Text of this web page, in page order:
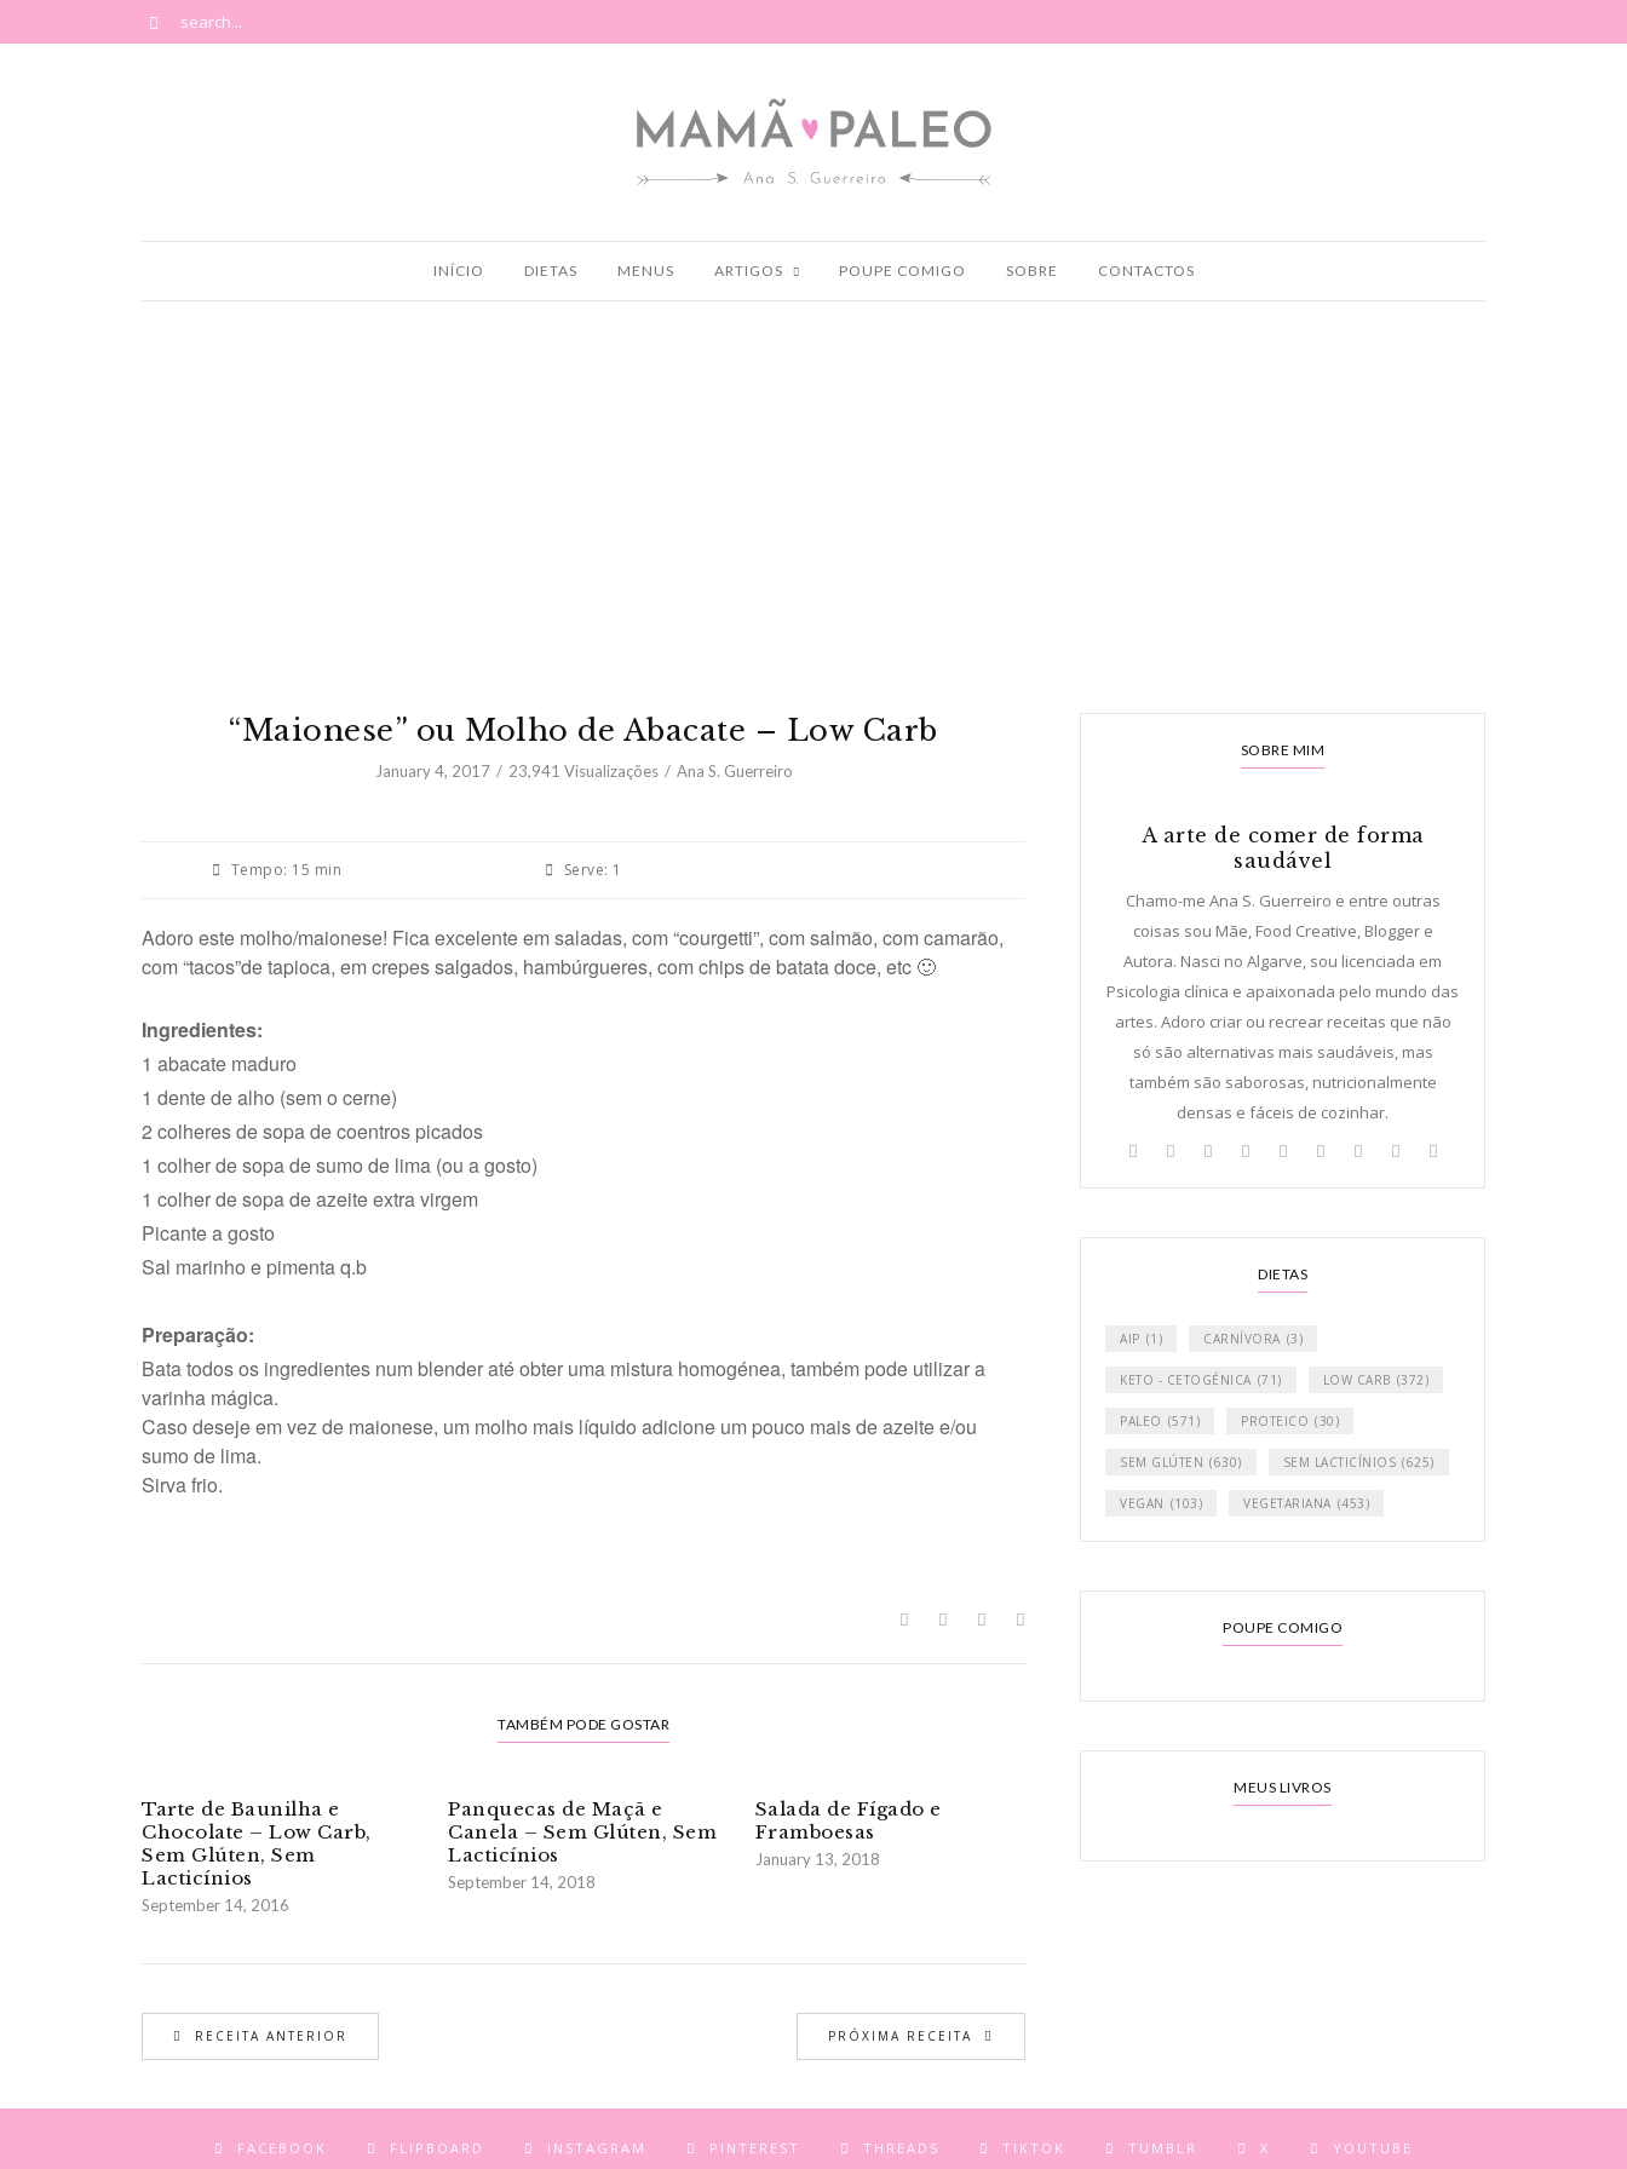
INÍCIO DIETAS MENUS ARTIGOS POUPE COMIGO SOBRE CONTACTOS
“Maionese” ou Molho de Abacate – Low Carb
January 4, 2017 23,941 Visualizações Ana S. Guerreiro
Tempo: 15 min Serve: 1
Adoro este molho/maionese! Fica excelente em saladas, com “courgetti”, com salmão, com camarão,
com “tacos”de tapioca, em crepes salgados, hambúrgueres, com chips de batata doce, etc 🙂
Ingredientes:
1 abacate maduro
1 dente de alho (sem o cerne)
2 colheres de sopa de coentros picados
1 colher de sopa de sumo de lima (ou a gosto)
1 colher de sopa de azeite extra virgem
Picante a gosto
Sal marinho e pimenta q.b
Preparação:
Bata todos os ingredientes num blender até obter uma mistura homogénea, também pode utilizar a
varinha mágica.
Caso deseje em vez de maionese, um molho mais líquido adicione um pouco mais de azeite e/ou
sumo de lima.
Sirva frio.
TAMBÉM PODE GOSTAR
Tarte de Baunilha e
Chocolate – Low Carb,
Sem Glúten, Sem
Lacticínios
September 14, 2016
Panquecas de Maçã e
Canela – Sem Glúten, Sem
Lacticínios
September 14, 2018
Salada de Fígado e
Framboesas
January 13, 2018
RECEITA ANTERIOR PRÓXIMA RECEITA
SOBRE MIM
A arte de comer de forma
saudável
Chamo-me Ana S. Guerreiro e entre outras
coisas sou Mãe, Food Creative, Blogger e
Autora. Nasci no Algarve, sou licenciada em
Psicologia clínica e apaixonada pelo mundo das
artes. Adoro criar ou recrear receitas que não
só são alternativas mais saudáveis, mas
também são saborosas, nutricionalmente
densas e fáceis de cozinhar.
DIETAS
AIP (1) CARNÍVORA (3)
KETO - CETOGÉNICA (71) LOW CARB (372)
PALEO (571) PROTEICO (30)
SEM GLÚTEN (630) SEM LACTICÍNIOS (625)
VEGAN (103) VEGETARIANA (453)
POUPE COMIGO
MEUS LIVROS
FACEBOOK FLIPBOARD INSTAGRAM PINTEREST THREADS TIKTOK TUMBLR X YOUTUBE